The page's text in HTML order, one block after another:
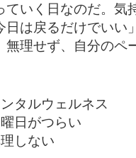
ていく日なのだ。気
日は戻るだけでい
無理せず、自分のペ
タルウェルネス
日がつらい
しない